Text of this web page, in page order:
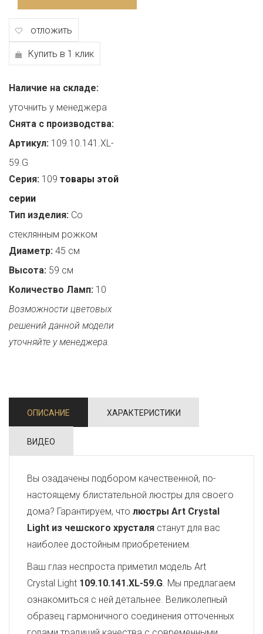
отложить
Купить в 1 клик
Наличие на складе:
уточнить у менеджера
Снята с производства:
Артикул: 109.10.141.XL-
59.G
Серия: 109 товары этой
серии
Тип изделия: Со
стеклянным рожком
Диаметр: 45 см
Высота: 59 см
Количество Ламп: 10
Возможности цветовых
решений данной модели
уточняйте у менеджера.
ОПИСАНИЕ ХАРАКТЕРИСТИКИ
ВИДЕО
Вы озадачены подбором качественной, по-
настоящему блистательной люстры для своего
дома? Гарантируем, что люстры Art Crystal
Light из чешского хрусталя станут для вас
наиболее достойным приобретением.
Ваш глаз неспроста приметил модель Art
Crystal Light 109.10.141.XL-59.G. Мы предлагаем
ознакомиться с ней детальнее. Великолепный
образец гармоничного соединения отточенных